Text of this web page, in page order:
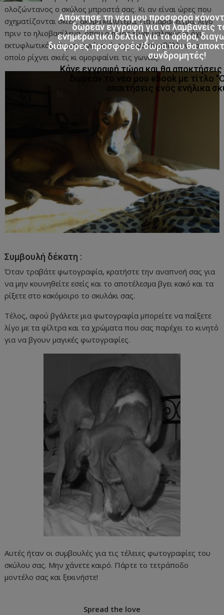
ολοζώντανος ο σκύλος μπροστά σας. Κι αν είναι ώρες που
σχηματίζονται σκιές, ακόμα καλύτερα. Για παράδειγμα, λίγο
πριν το ηλιοβασίλεμα, όπου ο ήλιος είναι μαλακός κι όχι
εκτυφλωτικός, δημιουργείται ένα χρυσό περιβάλλον το
οποίο ρίχνει σκιές κι ομορφαίνει τις γωνίες.
Συμβουλή δέκατη :
Όταν τραβάτε φωτογραφία, κρατήστε την αναπνοή σας για
να μην κουνηθείτε εσείς και το αποτέλεσμα βγει κακό και τα
ρίξετε στο κακόμοιρο το σκυλάκι σας.
Τέλος, αφού βγάλετε μια φωτογραφία μπορείτε να παίξετε
λίγο με τα φίλτρα και τα χρώματα που σας παρέχει το κινητό
για να βγουν μαγικές φωτογραφίες.
Αυτές ήταν οι συμβουλές για τις τέλειες φωτογραφίες του
σκύλου σας. Μην χάνετε καιρό. Πάρτε το τετράποδο
μοντέλο σας και ξεκινήστε!
Spread the love
Απόκτησε τη νέα μου προσφορά
δωρεάν εγγραφή για να λαμβάνεις
ενημερωτικά δελτία για τα άρθρα,
διάφορες προσφορές/δώρα που θα
συνδρομητές!
Κάνε εγγραφή τώρα και θα
δωρεάν το νέο μου ebook με τίτλο
απαιτήσεις ενός ενήλικα